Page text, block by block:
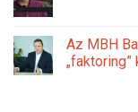
Az MBH